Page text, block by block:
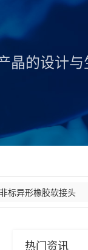
晶的设计与
非标异形橡胶软接头
热门资讯